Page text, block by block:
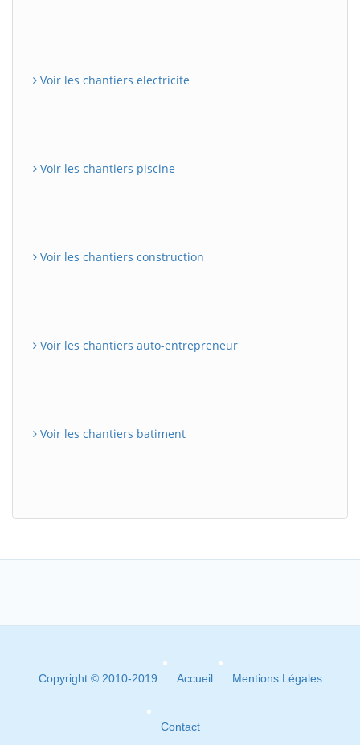
Voir les chantiers electricite
Voir les chantiers piscine
Voir les chantiers construction
Voir les chantiers auto-entrepreneur
Voir les chantiers batiment
Copyright © 2010-2019 Accueil Mentions Légales
Contact